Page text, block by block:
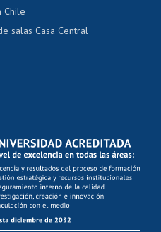
Chile
salas Casa Central